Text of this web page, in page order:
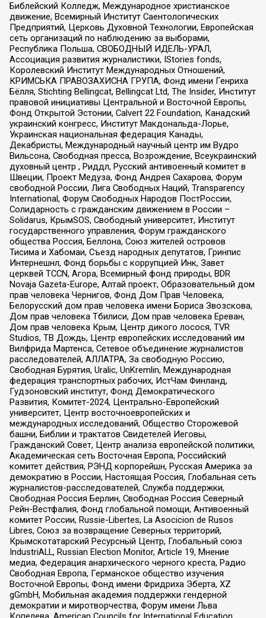
Библейский Колледж, Международное христианское
движение, Всемирный Институт Саентологических
Предприятий, Церковь Духовной Технологии, Европейская
сеть организаций по наблюдению за выборами,
Республика Польша, СВОБОДНЫЙ ИДЕЛЬ-УРАЛ,
Ассоциация развития журналистики, IStories fonds,
Королевский Институт Международных Отношений,
КРИМСЬКА ПРАВОЗАХИСНА ГРУПА, Фонд имени Генриха
Бёлля, Stichting Bellingcat, Bellingcat Ltd, The Insider, Институт
правовой инициативы Центральной и Восточной Европы,
Фонд Открытой Эстонии, Calvert 22 Foundation, Канадский
украинский конгресс, Институт Макдональда-Лорье,
Украинская национальная федерация Канады,
Декабристы, Международный научный центр им Вудро
Вильсона, Свободная пресса, Возрождение, Всеукраинский
духовный центр , Риддл, Русский антивоенный комитет в
Швеции, Проект Медуза, Фонд Андрея Сахарова, Форум
свободной России, Лига Свободных Наций, Transparеncy
International, Форум Свободных Народов ПостРоссии,
Солидарность с гражданским движением в России –
Solidarus, КрымSOS, Свободный университет, Институт
государственного управления, Форум гражданского
общества Россия, Беллона, Союз жителей островов
Тисима и Хабомаи, Съезд народных депутатов, Гринпис
Интернешнл, Фонд борьбы с коррупцией Инк, Завет
церквей TCCN, Агора, Всемирный фонд природы, BDR
Novaja Gazeta-Europe, Алтай проект, Образовательный дом
прав человека Чернигов, Фонд Дом Прав Человека,
Белорусский дом прав человека имени Бориса Звозскова,
Дом прав человека Тбилиси, Дом прав человека Ереван,
Дом прав человека Крым, Центр дикого лосося, TVR
Studios, ТВ Дождь, Центр европейских исследований им
Вилфрида Мартенса, Сетевое объединение журналистов
расследователей, АЛЛАТРА, За свободную Россию,
Свободная Бурятия, Uralic, UnKremlin, Международная
федерация транспортных рабочих, ИстЧам Финланд,
Гудзоновский институт, Фонд Демократического
Развития, Комитет-2024, Центрально-Европейский
университет, Центр восточноевропейских и
международных исследований, Общество Сторожевой
башни, Библии и трактатов Свидетелей Иеговы,
Гражданский Совет, Центр анализа европейской политики,
Академическая сеть Восточная Европа, Российский
комитет действия, РЭНД корпорейшн, Русская Америка за
демократию в России, Настоящая Россия, Глобальная сеть
журналистов-расследователей, Служба поддержки,
Свободная Россия Берлин, Свободная Россия Северный
Рейн-Вестфалия, Фонд глобальной помощи, Антивоенный
комитет России, Russie-Libertes, La Asocicion de Rusos
Libres, Союз за возвращение Северных территорий,
Крымскотатарский Ресурсный Центр, Глобальный союз
IndustriALL, Russian Election Monitor, Article 19, Мнение
медиа, Федерация анархического черного креста, Радио
Свободная Европа, Германское общество изучения
Восточной Европы, Фонд имени Фридриха Эберта, XZ
gGmbH, Мобильная академия поддержки гендерной
демократии и миротворчества, Форум имени Льва